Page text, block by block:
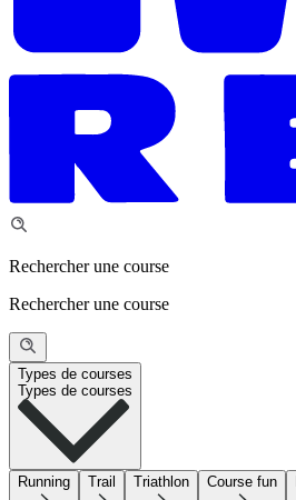
Rechercher une course
Rechercher une course
Types de courses
Types de courses
Running Trail Triathlon Course fun